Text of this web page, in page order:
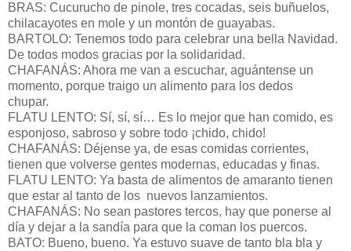
BRAS: Cucurucho de pinole, tres cocadas, seis buñuelos,
chilacayotes en mole y un montón de guayabas.
BARTOLO: Tenemos todo para celebrar una bella Navidad.
De todos modos gracias por la solidaridad.
CHAFANÁS: Ahora me van a escuchar, aguántense un
momento, porque traigo un alimento para los dedos
chupar.
FLATU LENTO: Sí, sí, sí… Es lo mejor que han comido, es
esponjoso, sabroso y sobre todo ¡chido, chido!
CHAFANÁS: Déjense ya, de esas comidas corrientes,
tienen que volverse gentes modernas, educadas y finas.
FLATU LENTO: Ya basta de alimentos de amaranto tienen
que estar al tanto de los nuevos lanzamientos.
CHAFANÁS: No sean pastores tercos, hay que ponerse al
día y dejar a la sandía para que la coman los puercos.
BATO: Bueno, bueno. Ya estuvo suave de tanto bla bla y